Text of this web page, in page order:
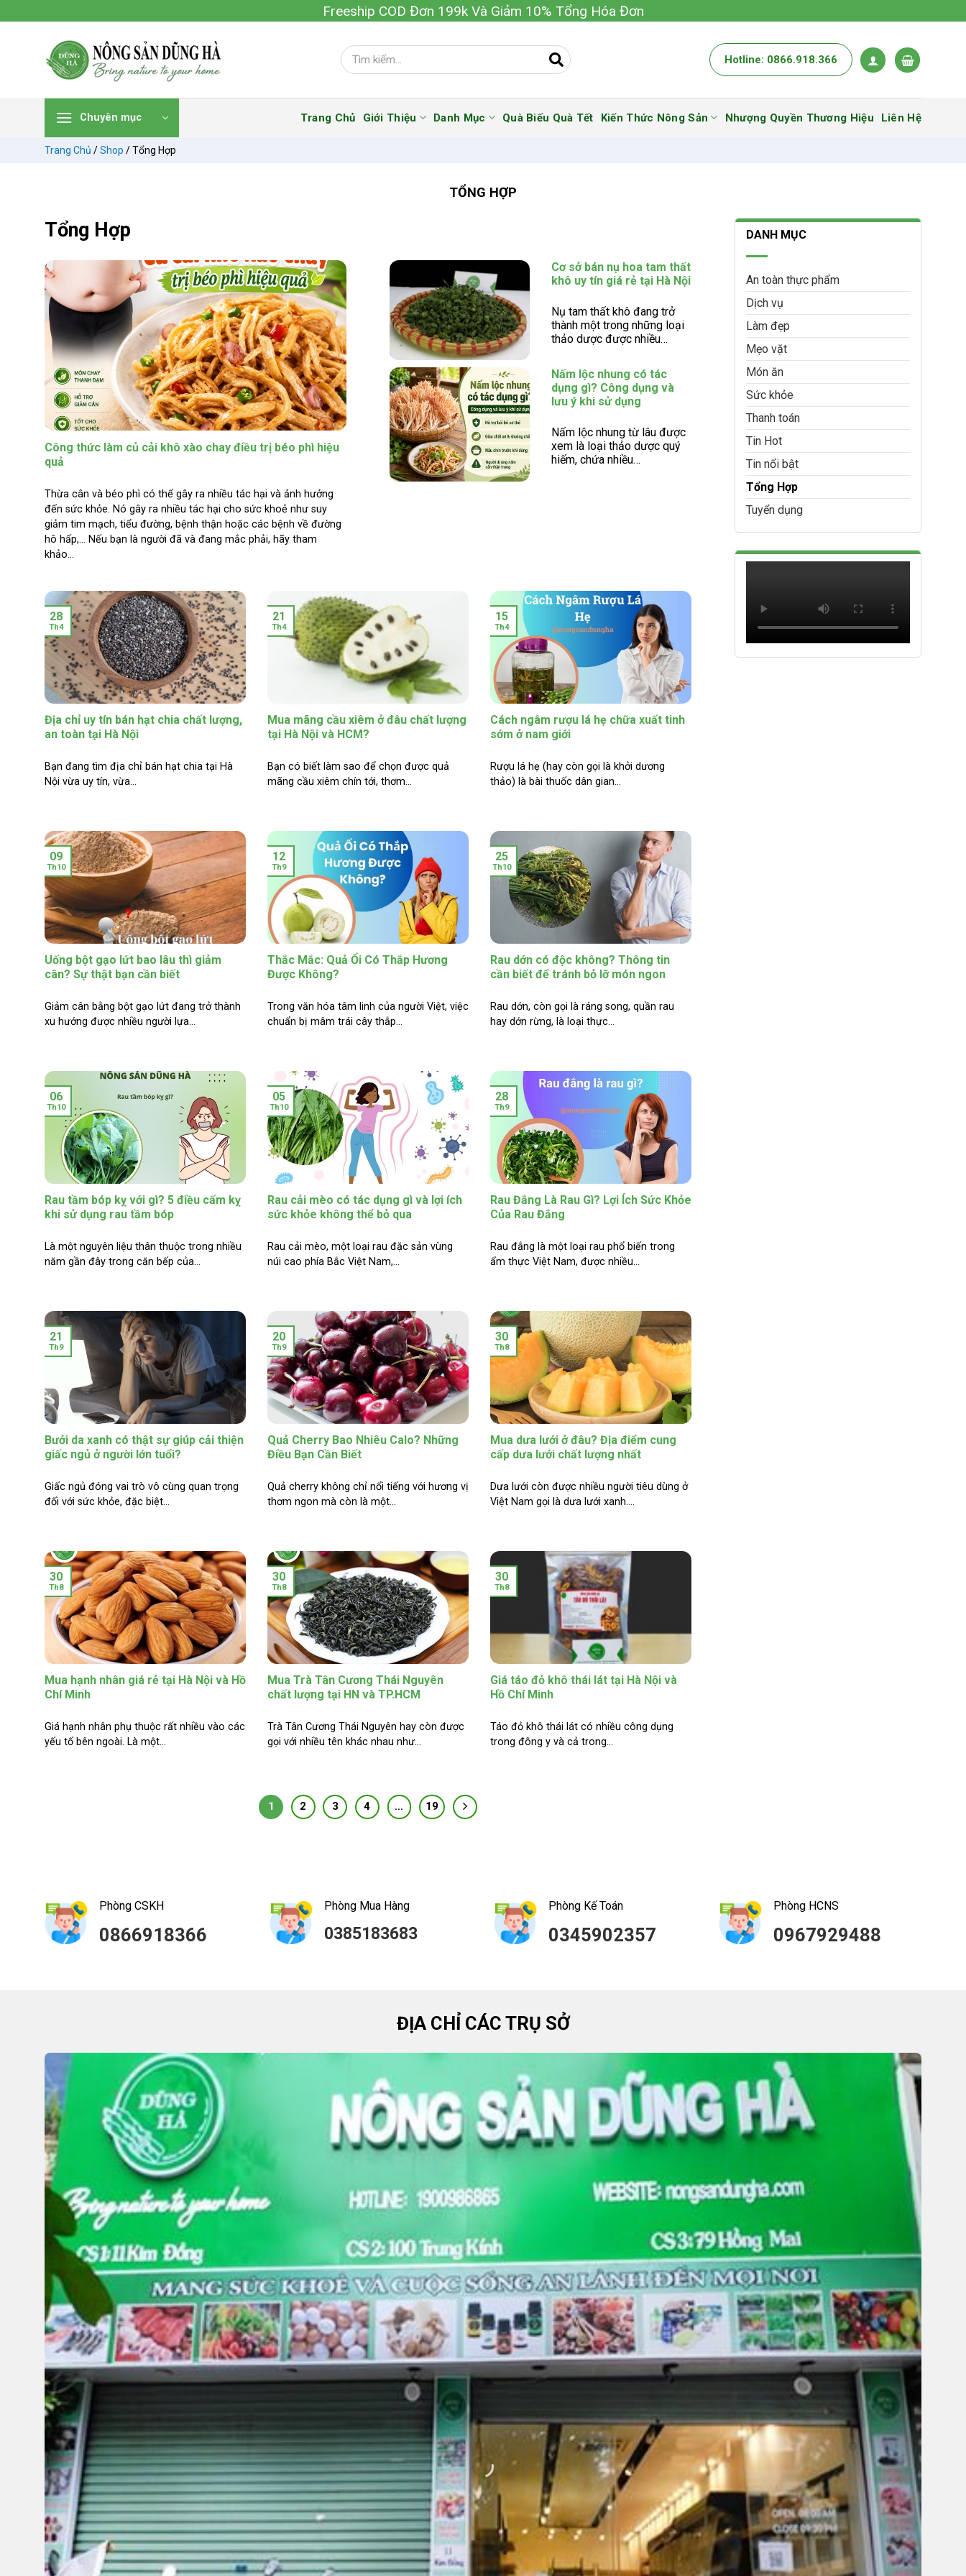
đến
Freeship COD Đơn 199k Và Giảm 10% Tổng Hóa Đơn
Hotline: 0866.918.366
Chuyên mục Trang Chủ Giới Thiệu Danh Mục Quà Biếu Quà Tết Kiến Thức Nông Sản Nhượng Quyền Thương Hiệu Liên Hệ
Trang Chủ /Shop /Tổng Hợp
TỔNG HỢP
Tổng Hợp
Công thức làm củ cải khô xào chay điều trị béo phì hiệu quả
Công thức làm củ cải khô xào chay điều trị béo phì hiệu
quả
Thừa cân và béo phì có thể gây ra nhiều tác hại và ảnh hưởng
đến sức khỏe. Nó gây ra nhiều tác hại cho sức khoẻ như suy
giảm tim mạch, tiểu đường, bệnh thận hoặc các bệnh về đường
hô hấp,… Nếu bạn là người đã và đang mắc phải, hãy tham
khảo...
Cơ sở bán nụ hoa tam thất
khô uy tín giá rẻ tại Hà Nội
Cơ sở bán nụ hoa tam thất
khô uy tín giá rẻ tại Hà Nội
Nụ tam thất khô đang trở
thành một trong những loại
thảo dược được nhiều…
Nấm lộc nhung có tác dụng
gì? Công dụng và lưu ý khi
sử dụng
Nấm lộc nhung có tác
dụng gì? Công dụng và
lưu ý khi sử dụng
Nấm lộc nhung từ lâu được
xem là loại thảo dược quý
hiếm, chứa nhiều…
Địa chỉ uy tín bán hạt chia chất lượng,
an toàn tại Hà Nội
Bạn đang tìm địa chỉ bán hạt chia tại Hà
Nội vừa uy tín, vừa...
28
Th4
Mua mãng cầu xiêm ở đâu chất lượng
tại Hà Nội và HCM?
Bạn có biết làm sao để chọn được quả
mãng cầu xiêm chín tới, thơm...
21
Th4
Cách ngâm rượu lá hẹ chữa xuất tinh
sớm ở nam giới
Rượu lá hẹ (hay còn gọi là khởi dương
thảo) là bài thuốc dân gian...
15
Th4
Uống bột gạo lứt bao lâu thì giảm
cân? Sự thật bạn cần biết
Giảm cân bằng bột gạo lứt đang trở thành
xu hướng được nhiều người lựa...
09
Th10
Thắc Mắc: Quả Ổi Có Thắp Hương
Được Không?
Trong văn hóa tâm linh của người Việt, việc
chuẩn bị mâm trái cây thắp...
12
Th9
Rau dớn có độc không? Thông tin
cần biết để tránh bỏ lỡ món ngon
Rau dớn, còn gọi là ráng song, quần rau
hay dớn rừng, là loại thực...
25
Th10
Rau tầm bóp kỵ với gì? 5 điều cấm kỵ
khi sử dụng rau tầm bóp
Là một nguyên liệu thân thuộc trong nhiều
năm gần đây trong căn bếp của...
06
Th10
Rau cải mèo có tác dụng gì và lợi ích
sức khỏe không thể bỏ qua
Rau cải mèo, một loại rau đặc sản vùng
núi cao phía Bắc Việt Nam,...
05
Th10
Rau Đắng Là Rau Gì? Lợi Ích Sức Khỏe
Của Rau Đắng
Rau đắng là một loại rau phổ biến trong
ẩm thực Việt Nam, được nhiều...
28
Th9
Bưởi da xanh có thật sự giúp cải thiện
giấc ngủ ở người lớn tuổi?
Giấc ngủ đóng vai trò vô cùng quan trọng
đối với sức khỏe, đặc biệt...
21
Th9
Quả Cherry Bao Nhiêu Calo? Những
Điều Bạn Cần Biết
Quả cherry không chỉ nổi tiếng với hương vị
thơm ngon mà còn là một...
20
Th9
Mua dưa lưới ở đâu? Địa điểm cung
cấp dưa lưới chất lượng nhất
Dưa lưới còn được nhiều người tiêu dùng ở
Việt Nam gọi là dưa lưới xanh....
30
Th8
Mua hạnh nhân giá rẻ tại Hà Nội và Hồ
Chí Minh
Giá hạnh nhân phụ thuộc rất nhiều vào các
yếu tố bên ngoài. Là một...
30
Th8
Mua Trà Tân Cương Thái Nguyên
chất lượng tại HN và TP.HCM
Trà Tân Cương Thái Nguyên hay còn được
gọi với nhiều tên khác nhau như...
30
Th8
Giá táo đỏ khô thái lát tại Hà Nội và
Hồ Chí Minh
Táo đỏ khô thái lát có nhiều công dụng
trong đông y và cả trong...
30
Th8
1 2 3 4 … 19
DANH MỤC
An toàn thực phẩm
Dịch vụ
Làm đẹp
Mẹo vặt
Món ăn
Sức khỏe
Thanh toán
Tin Hot
Tin nổi bật
Tổng Hợp
Tuyển dụng
Phòng CSKH
0866918366
Phòng Mua Hàng
0385183683
Phòng Kế Toán
0345902357
Phòng HCNS
0967929488
ĐỊA CHỈ CÁC TRỤ SỞ